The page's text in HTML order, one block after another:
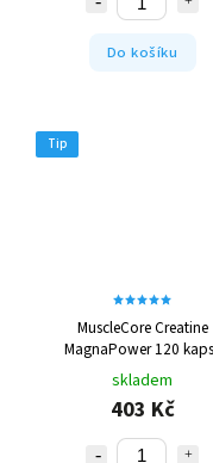
Do košíku
Tip
MuscleCore Creatine
MagnaPower 120
skladem
403 Kč